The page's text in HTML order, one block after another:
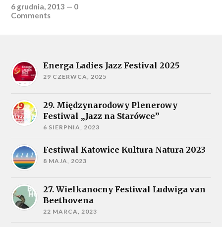
6 grudnia, 2013 — 0
Comments
Energa Ladies Jazz Festival 2025
29 CZERWCA, 2025
29. Międzynarodowy Plenerowy
Festiwal „Jazz na Starówce”
6 SIERPNIA, 2023
Festiwal Katowice Kultura Natura 2023
8 MAJA, 2023
27. Wielkanocny Festiwal Ludwiga van
Beethovena
22 MARCA, 2023